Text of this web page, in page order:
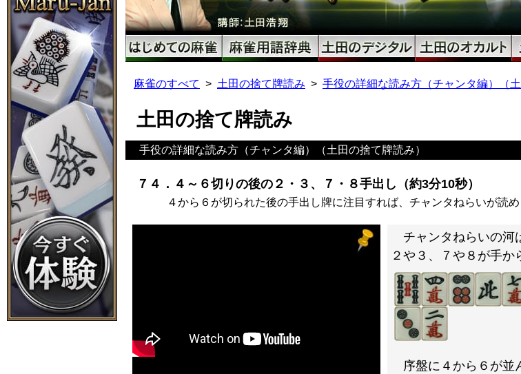
麻雀のすべて 土田の捨て牌読み 手役の詳細な読み方（チャンタ編）（土
土田の捨て牌読み
手役の詳細な読み方（チャンタ編）（土田の捨て牌読み）
７４．４～６切りの後の２・３、７・８手出し（約3分10秒）
４から６が切られた後の手出し牌に注目すれば、チャンタねらいが読め
チャンタねらいの河
２や３、７や８が手か
序盤に４から６が並